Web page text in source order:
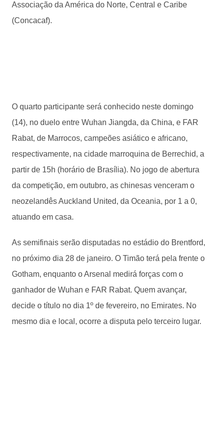
Associação da América do Norte, Central e Caribe
(Concacaf).
O quarto participante será conhecido neste domingo
(14), no duelo entre Wuhan Jiangda, da China, e FAR
Rabat, de Marrocos, campeões asiático e africano,
respectivamente, na cidade marroquina de Berrechid, a
partir de 15h (horário de Brasília). No jogo de abertura
da competição, em outubro, as chinesas venceram o
neozelandês Auckland United, da Oceania, por 1 a 0,
atuando em casa.
As semifinais serão disputadas no estádio do Brentford,
no próximo dia 28 de janeiro. O Timão terá pela frente o
Gotham, enquanto o Arsenal medirá forças com o
ganhador de Wuhan e FAR Rabat. Quem avançar,
decide o título no dia 1º de fevereiro, no Emirates. No
mesmo dia e local, ocorre a disputa pelo terceiro lugar.